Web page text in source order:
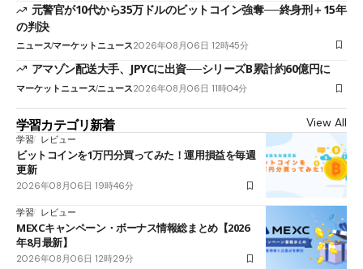
元警官が10代から35万ドルのビットコイン強奪──終身刑＋15年
の判決
ニュースマーケットニュース2026年08月06日 12時45分
アマゾン配送大手、JPYCに出資──シリーズB累計約60億円に
マーケットニュースニュース2026年08月06日 11時04分
学習カテゴリ新着 View All
学習 レビュー
ビットコインを1万円分買ってみた！運用損益を毎週
更新
2026年08月06日 19時46分
学習 レビュー
MEXCキャンペーン・ボーナス情報総まとめ【2026
年8月最新】
2026年08月06日 12時29分